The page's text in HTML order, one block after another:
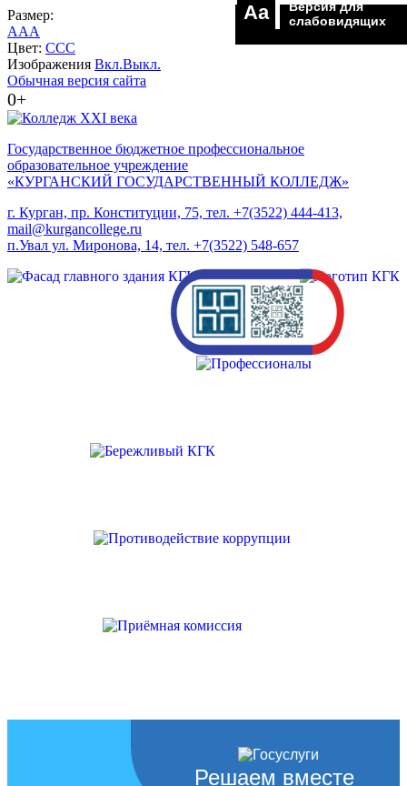
Размер:
AAA
Цвет: CCC
Изображения Вкл.Выкл.
Обычная версия сайта
0+
Aa
Версия для
слабовидящих
Государственное бюджетное профессиональное
образовательное учреждение
«КУРГАНСКИЙ ГОСУДАРСТВЕННЫЙ КОЛЛЕДЖ»
г. Курган, пр. Конституции, 75, тел. +7(3522) 444-413,
mail@kurgancollege.ru
п.Увал ул. Миронова, 14, тел. +7(3522) 548-657
Решаем вместе